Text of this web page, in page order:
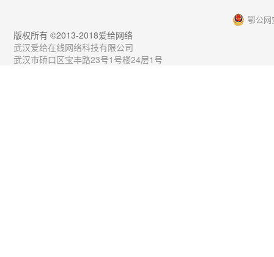
鄂公网
版权所有 ©2013-2018爱给网络
武汉爱给在线网络科技有限公司
武汉市硚口区宝丰路23号1号楼24层1号